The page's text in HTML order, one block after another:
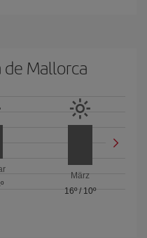
Mallorca
März
16º/ 10º